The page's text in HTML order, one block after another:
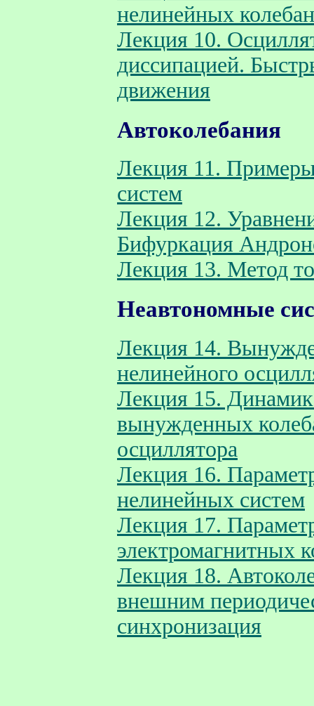
нелинейных
Лекция 10.
диссипацией.
движения
Автоколебания
Лекция 11.
систем
Лекция 12.
Бифуркация
Лекция 13. Метод
Неавтономные
Лекция 14.
нелинейного
Лекция 15.
вынужденных
осциллятора
Лекция 16.
нелинейных систем
Лекция 17.
электромагнитных
Лекция 18.
внешним
синхронизация